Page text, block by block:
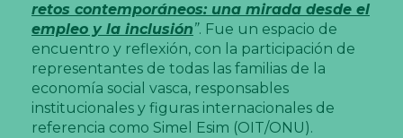
retos contemporáneos: una mirada desde el
empleo y la inclusión”. Fue un espacio de
encuentro y reflexión, con la participación de
representantes de todas las familias de la
economía social vasca, responsables
institucionales y figuras internacionales de
referencia como Simel Esim (OIT/ONU).